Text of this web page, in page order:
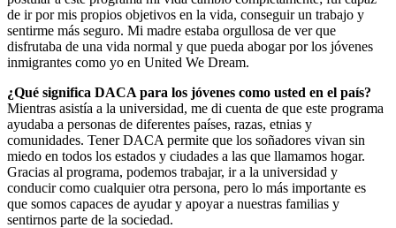
de ir por mis propios objetivos en la vida, conseguir un trabajo y
sentirme más seguro. Mi madre estaba orgullosa de ver que
disfrutaba de una vida normal y que pueda abogar por los jóvenes
inmigrantes como yo en United We Dream.
¿Qué significa DACA para los jóvenes como usted en el país?
Mientras asistía a la universidad, me di cuenta de que este programa
ayudaba a personas de diferentes países, razas, etnias y
comunidades. Tener DACA permite que los soñadores vivan sin
miedo en todos los estados y ciudades a las que llamamos hogar.
Gracias al programa, podemos trabajar, ir a la universidad y
conducir como cualquier otra persona, pero lo más importante es
que somos capaces de ayudar y apoyar a nuestras familias y
sentirnos parte de la sociedad.